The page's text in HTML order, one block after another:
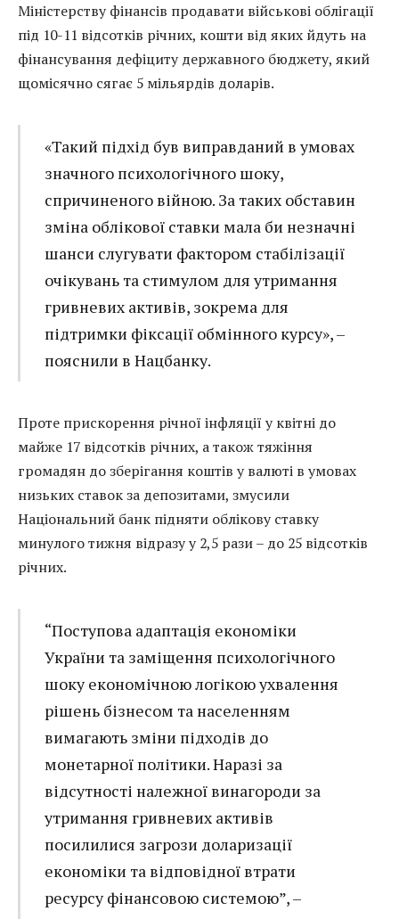
Міністерству фінансів продавати військові облігації
під 10-11 відсотків річних, кошти від яких йдуть на
фінансування дефіциту державного бюджету, який
щомісячно сягає 5 мільярдів доларів.
«Такий підхід був виправданий в умовах
значного психологічного шоку,
спричиненого війною. За таких обставин
зміна облікової ставки мала би незначні
шанси слугувати фактором стабілізації
очікувань та стимулом для утримання
гривневих активів, зокрема для
підтримки фіксації обмінного курсу», –
пояснили в Нацбанку.
Проте прискорення річної інфляції у квітні до
майже 17 відсотків річних, а також тяжіння
громадян до зберігання коштів у валюті в умовах
низьких ставок за депозитами, змусили
Національний банк підняти облікову ставку
минулого тижня відразу у 2,5 рази – до 25 відсотків
річних.
“Поступова адаптація економіки
України та заміщення психологічного
шоку економічною логікою ухвалення
рішень бізнесом та населенням
вимагають зміни підходів до
монетарної політики. Наразі за
відсутності належної винагороди за
утримання гривневих активів
посилилися загрози доларизації
економіки та відповідної втрати
ресурсу фінансовою системою”, –